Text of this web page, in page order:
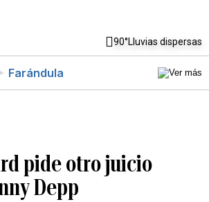
90°Lluvias dispersas
Farándula
pide otro juicio
Depp